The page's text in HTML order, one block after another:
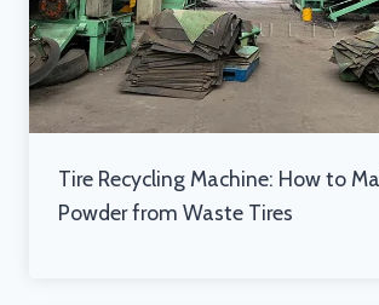
Tire Recycling Machine: How to
Powder from Waste Tires